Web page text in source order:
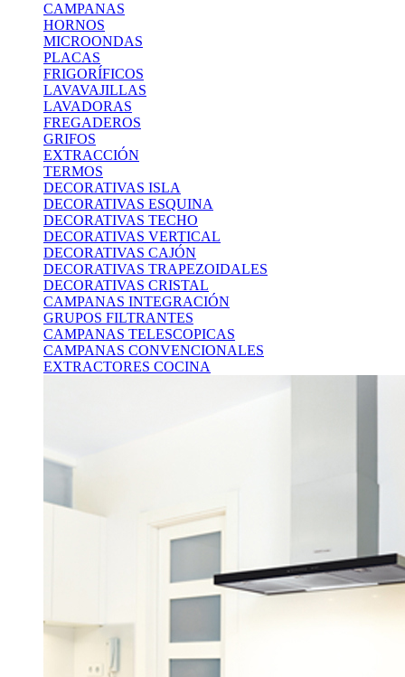
CAMPANAS
HORNOS
MICROONDAS
PLACAS
FRIGORÍFICOS
LAVAVAJILLAS
LAVADORAS
FREGADEROS
GRIFOS
EXTRACCIÓN
TERMOS
DECORATIVAS ISLA
DECORATIVAS ESQUINA
DECORATIVAS TECHO
DECORATIVAS VERTICAL
DECORATIVAS CAJÓN
DECORATIVAS TRAPEZOIDALES
DECORATIVAS CRISTAL
CAMPANAS INTEGRACIÓN
GRUPOS FILTRANTES
CAMPANAS TELESCOPICAS
CAMPANAS CONVENCIONALES
EXTRACTORES COCINA